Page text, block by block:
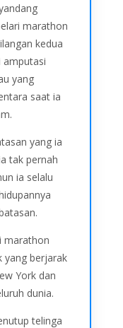
marathon
kedua
amputasi
yang
saat ia
yang ia
tak pernah
ia selalu
marathon
yang berjarak
York dan
dunia.
telinga